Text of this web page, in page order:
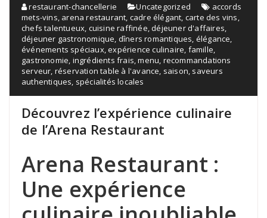
restaurant-chancellerie Uncategorized
accords
mets-vins, arena restaurant, cadre élégant, carte des vins,
chefs talentueux, cuisine raffinée,déjeuner d'affaires,
déjeuner gastronomique, dîners romantiques, élégance,
événements spéciaux,expérience culinaire, famille,
gastronomie, ingrédients frais,menu, recommandations
serveur, réservation table à l'avance, saison, saveurs
authentiques, spécialités locales
Découvrez l’expérience culinaire
de l’Arena Restaurant
Arena Restaurant :
Une expérience